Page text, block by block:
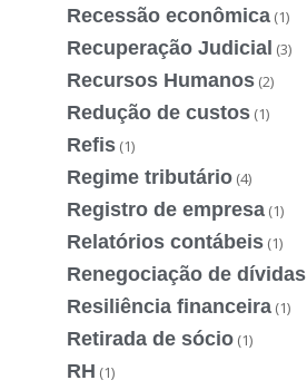
Recessão econômica (1)
Recuperação Judicial (3)
Recursos Humanos (2)
Redução de custos (1)
Refis (1)
Regime tributário (4)
Registro de empresa (1)
Relatórios contábeis (1)
Renegociação de dívidas
Resiliência financeira (1)
Retirada de sócio (1)
RH (1)